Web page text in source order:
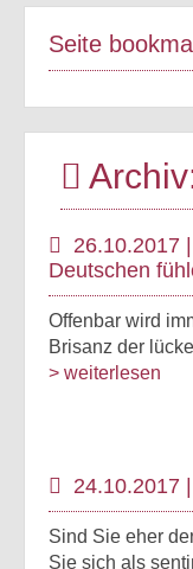
Seite
26.10.2017
Deutschen
Offenbar wird
Brisanz der
> weiterlesen
24.10.2017
Sind Sie eher
Sie sich als